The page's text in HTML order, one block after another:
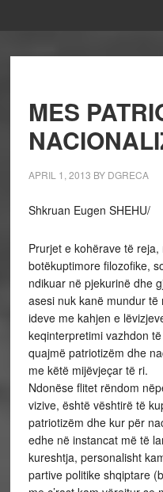
MES
APRIL 1, 2013 BY DGRECA
Shkruan Eugen SHEHU/
Prurjet e kohërave të
botëkuptimore filozofike,
ndikuar në pjekurinë dhe
asesi nuk kanë mundur
ideve me kahjen e
keqinterpretimi vazhdon
quajmë patriotizëm dhe
me këtë mijëvjeçar të ri.
Ndonëse flitet rëndom
vizive, është vështirë të
patriotizëm dhe kur për
edhe në instancat më të
kureshtja, personalisht
partive politike shqiptare